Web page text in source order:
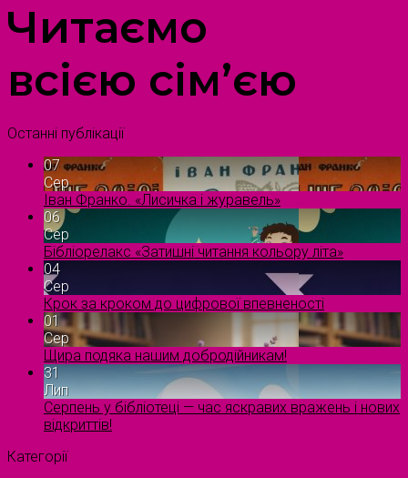
Читаємо
всією сім’єю
Останні публікації
07
Сер
Іван Франко. «Лисичка і журавель»
06
Сер
Бібліорелакс «Затишні читання кольору літа»
04
Сер
Крок за кроком до цифрової впевненості
01
Сер
Щира подяка нашим добродійникам!
31
Лип
Серпень у бібліотеці — час яскравих вражень і нових
відкриттів!
Категорії